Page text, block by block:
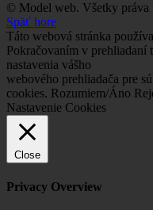
© Model web. Všetky práva
Späť hore
Táto webová stránka
Pokračovaním v prehliadaní
nastavenia vášho
webového prehliadača pre
cookies. Rozumiem/Áno
Nastavenie Cookies
Close
Privacy Overview